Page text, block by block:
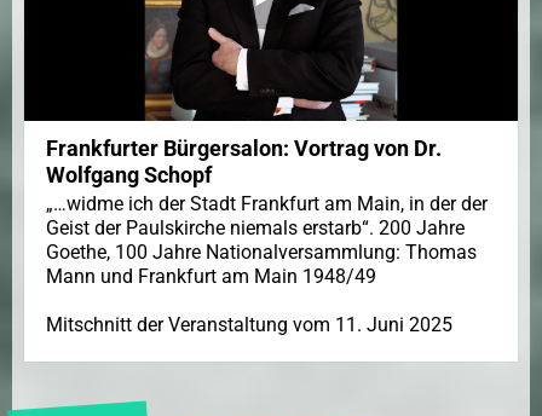
Frankfurter Bürgersalon: Vortrag von Dr.
Wolfgang Schopf
„…widme ich der Stadt Frankfurt am Main, in der der
Geist der Paulskirche niemals erstarb“. 200 Jahre
Goethe, 100 Jahre Nationalversammlung: Thomas
Mann und Frankfurt am Main 1948/49
Mitschnitt der Veranstaltung vom 11. Juni 2025